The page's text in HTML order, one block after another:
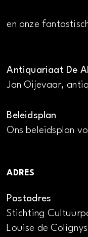
en onze
Antiquariaat De
Jan Oijevaar,
Beleidsplan
Ons beleidsplan
ADRES
Postadres
Stichting
Louise de